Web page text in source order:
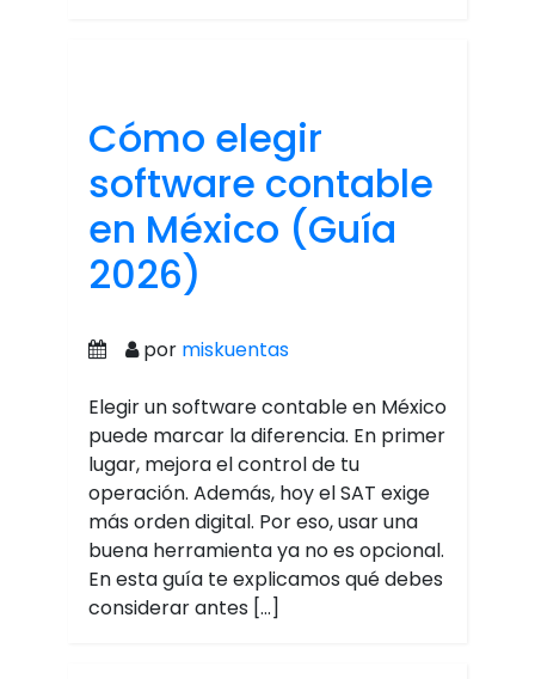
Cómo elegir
software contable
en México (Guía
2026)
por miskuentas
Elegir un software contable en México
puede marcar la diferencia. En primer
lugar, mejora el control de tu
operación. Además, hoy el SAT exige
más orden digital. Por eso, usar una
buena herramienta ya no es opcional.
En esta guía te explicamos qué debes
considerar antes […]